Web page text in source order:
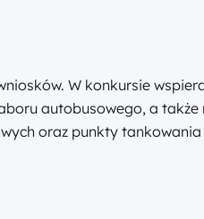
W konkursie
autobusowego, a
oraz punkty